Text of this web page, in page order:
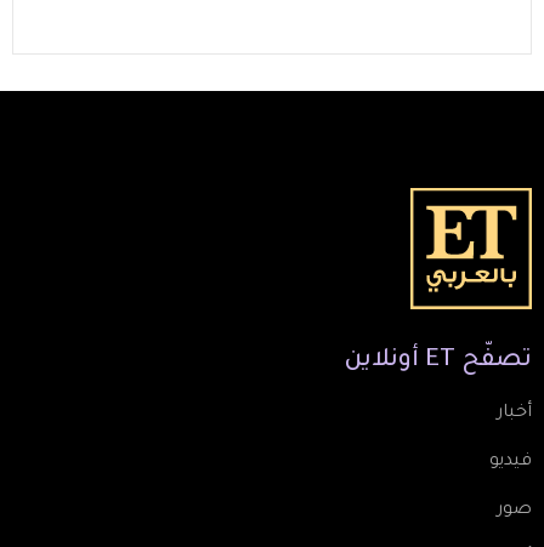
تصفّح ET أونلاين
أخبار
فيديو
صور